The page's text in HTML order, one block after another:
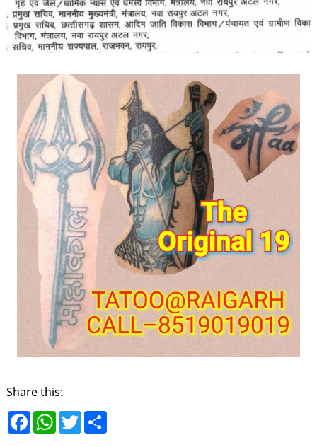
Share this:
FacebookWhatsApp
TwitterShare